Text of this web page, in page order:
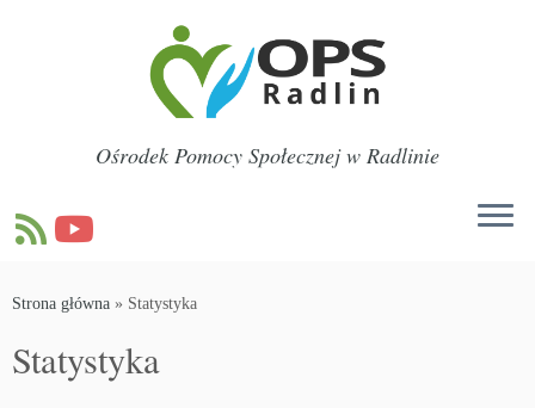
Ośrodek Pomocy Społecznej w Radlinie
Strona główna » Statystyka
Statystyka